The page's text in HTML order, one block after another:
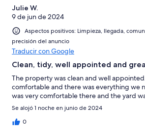
Julie W.
9 de jun de 2024
Aspectos positivos: Limpieza, llegada,
precisión del anuncio
Traducir con Google
Clean, tidy, well appointed and
The property was clean and well
comfortable and there was everything we
was very comfortable there and the yard
Se alojó 1 noche en junio de 2024
0